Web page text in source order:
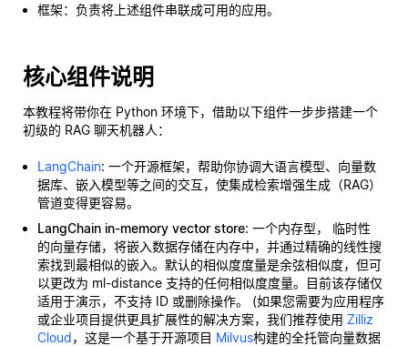
框架：负责将上述组件串联成可用的应用。
核心组件说明
本教程将带你在 Python 环境下，借助以下组件一步步搭建一个
初级的 RAG 聊天机器人：
LangChain: 一个开源框架，帮助你协调大语言模型、向量数
据库、嵌入模型等之间的交互，使集成检索增强生成（RAG）
管道变得更容易。
LangChain in-memory vector store: 一个内存型， 临时性
的向量存储，将嵌入数据存储在内存中，并通过精确的线性搜
索找到最相似的嵌入。默认的相似度度量是余弦相似度，但可
以更改为 ml-distance 支持的任何相似度度量。目前该存储仅
适用于演示，不支持 ID 或删除操作。 (如果您需要为应用程序
或企业项目提供更具扩展性的解决方案，我们推荐使用 Zilliz
Cloud，这是一个基于开源项目 Milvus构建的全托管向量数据